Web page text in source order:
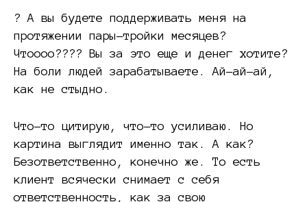
? А вы будете поддерживать меня на
протяжении пары-тройки месяцев?
Чтоооо???? Вы за это еще и денег хотите?
На боли людей зарабатываете. Ай-ай-ай,
как не стыдно.
Что-то цитирую, что-то усиливаю. Но
картина выглядит именно так. А как?
Безответственно, конечно же. То есть
клиент всячески снимает с себя
ответственность, как за свою